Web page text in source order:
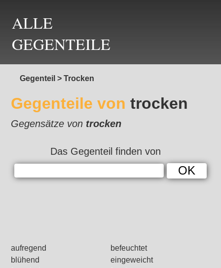
ALLE
GEGENTEILE
Gegenteil > Trocken
Gegenteile von trocken
Gegensätze von trocken
Das Gegenteil finden von
aufregend
befeuchtet
blühend
eingeweicht